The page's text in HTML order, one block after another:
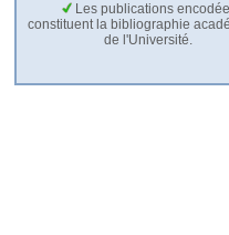
Les publications
constituent la bibliographie
de l'Université.